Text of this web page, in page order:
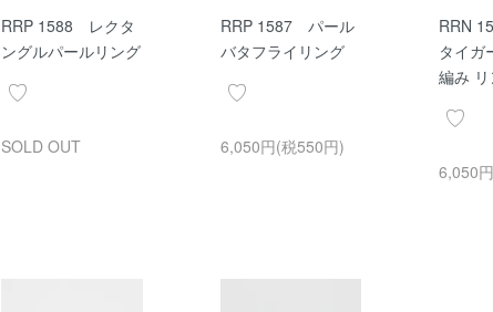
RRP 1588 レクタ
ングルパールリング
SOLD OUT
RRP 1587 パール
バタフライリング
6,050円(税550円)
RRN
タイガ
編み
6,050